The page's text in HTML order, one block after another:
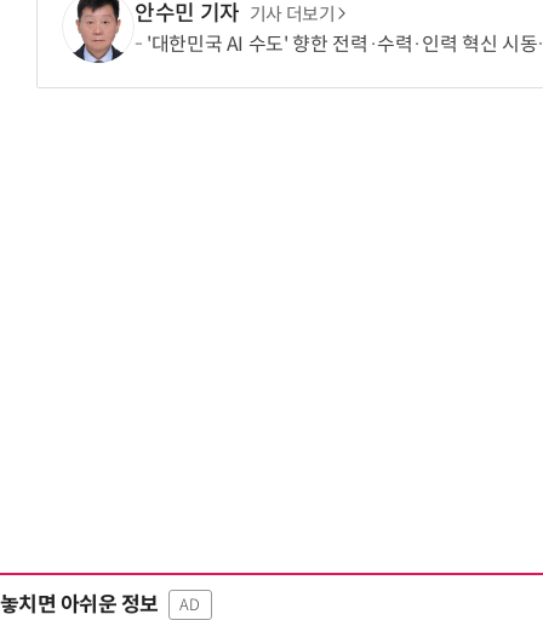
안수민 기자 기사 더보기
'대한민국 AI 수도' 향한 전력·수력·인력 혁신 시
놓치면 아쉬운 정보 AD